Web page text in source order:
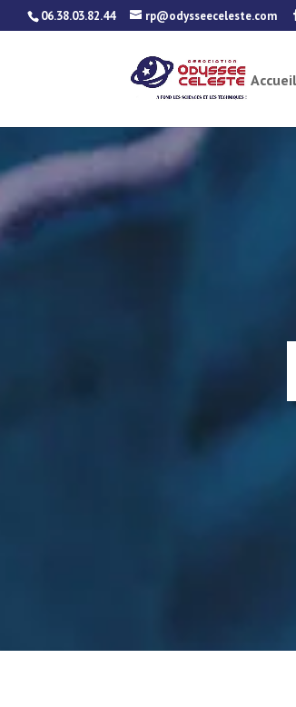
06.38.03.82.44 rp@odysseeceleste.com
Accueil